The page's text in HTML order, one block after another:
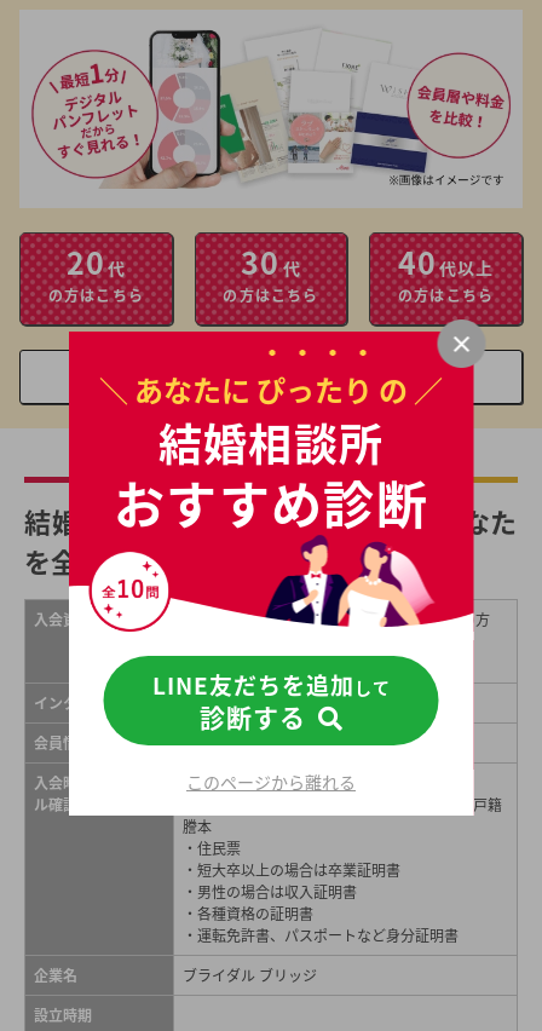
20代
の方はこちら
30代
の方はこちら
40代以上
の方はこちら
親御様はこちらから
結婚するために一歩を踏み出したあなた
を全力でサポート
入会資格
・20歳以上の男女で、内縁関係もない独身の方
・過去の婚姻歴は問いません。
インターネット紹介
あり
会員情報誌
なし
入会時のプロフィー
ル確認方法
・写真
・各市区町村の発行した独身証明書、または戸籍
謄本
・住民票
・短大卒以上の場合は卒業証明書
・男性の場合は収入証明書
・各種資格の証明書
・運転免許書、パスポートなど身分証明書
企業名
ブライダル ブリッジ
設立時期
＼ あなたに ぴったり の ／
結婚相談所
おすすめ診断
LINE友だちを追加 して
診断する
このページから離れる